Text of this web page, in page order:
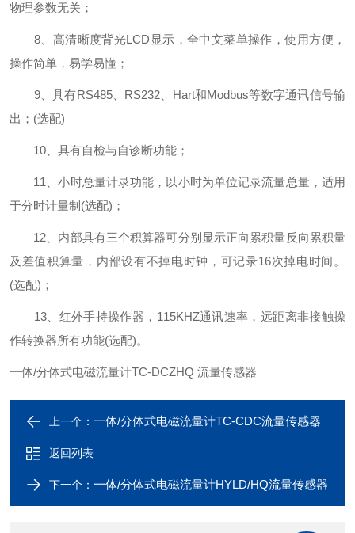
物理参数无关；
8、高清晰度背光LCD显示，全中文菜单操作，使用方便，
操作简单，易学易懂；
9、具有RS485、RS232、Hart和Modbus等数字通讯信号输
出；(选配)
10、具有自检与自诊断功能；
11、小时总量计录功能，以小时为单位记录流量总量，适用
于分时计量制(选配)；
12、内部具有三个积算器可分别显示正向累积量反向累积量
及差值积算量，内部设有不掉电时钟，可记录16次掉电时间。
(选配)；
13、红外手持操作器，115KHZ通讯速率，远距离非接触操
作转换器所有功能(选配)。
一体/分体式电磁流量计TC-DCZHQ 流量传感器
上一个： 一体/分体式电磁流量计TC-CDC流量传感器
返回列表
下一个： 一体/分体式电磁流量计HYLD/HQ流量传感器